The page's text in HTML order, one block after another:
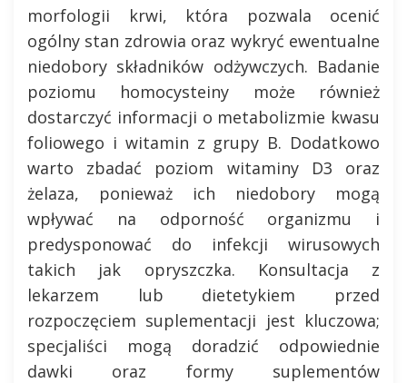
morfologii krwi, która pozwala ocenić
ogólny stan zdrowia oraz wykryć ewentualne
niedobory składników odżywczych. Badanie
poziomu homocysteiny może również
dostarczyć informacji o metabolizmie kwasu
foliowego i witamin z grupy B. Dodatkowo
warto zbadać poziom witaminy D3 oraz
żelaza, ponieważ ich niedobory mogą
wpływać na odporność organizmu i
predysponować do infekcji wirusowych
takich jak opryszczka. Konsultacja z
lekarzem lub dietetykiem przed
rozpoczęciem suplementacji jest kluczowa;
specjaliści mogą doradzić odpowiednie
dawki oraz formy suplementów